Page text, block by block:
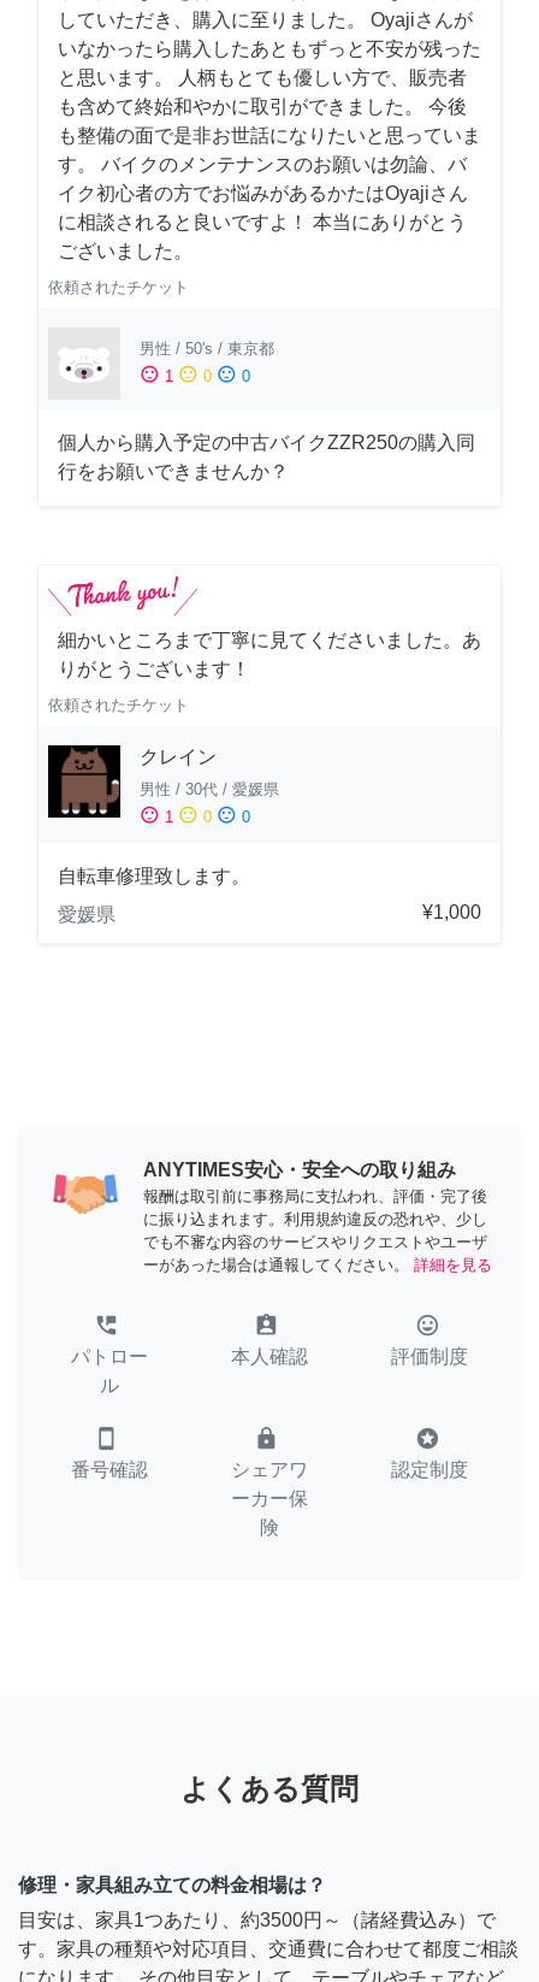
していただき、購入に至りました。 Oyajiさんが
いなかったら購入したあともずっと不安が残った
と思います。 人柄もとても優しい方で、販売者
も含めて終始和やかに取引ができました。 今後
も整備の面で是非お世話になりたいと思っていま
す。 バイクのメンテナンスのお願いは勿論、バ
イク初心者の方でお悩みがあるかたはOyajiさん
に相談されると良いですよ！ 本当にありがとう
ございました。
依頼されたチケット
男性 / 50's / 東京都
sentiment_satisfied 1 sentiment_neutral 0 sentiment_dissatisfied 0
個人から購入予定の中古バイクZZR250の購入同
行をお願いできませんか？
細かいところまで丁寧に見てくださいました。あ
りがとうございます！
依頼されたチケット
クレイン
男性 / 30代 / 愛媛県
sentiment_satisfied 1 sentiment_neutral 0 sentiment_dissatisfied 0
自転車修理致します。
愛媛県
¥1,000
ANYTIMES安心・安全への取り組み
報酬は取引前に事務局に支払われ、評価・完了後
に振り込まれます。利用規約違反の恐れや、少し
でも不審な内容のサービスやリクエストやユーザ
ーがあった場合は通報してください。
詳細を見る
perm_phone_msg
パトロー
ル
assignment_ind
本人確認
tag_faces
評価制度
smartphone
番号確認
lock
シェアワ
ーカー保
険
stars
認定制度
よくある質問
修理・家具組み立ての料金相場は？
目安は、家具1つあたり、約3500円～（諸経費込み）で
す。家具の種類や対応項目、交通費に合わせて都度ご相談
になります。 その他目安として、テーブルやチェアなど